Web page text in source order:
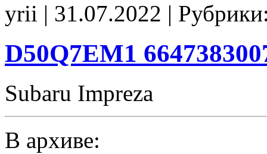
Stage1
E2
yrii | 31.07.2022 |
D50Q7EM1
Subaru Impreza
В архиве: